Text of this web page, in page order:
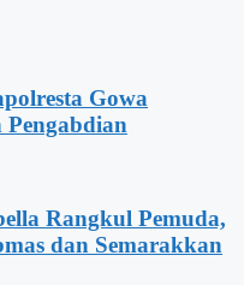
Gowa
Rangkul Pemuda,
dan Semarakkan